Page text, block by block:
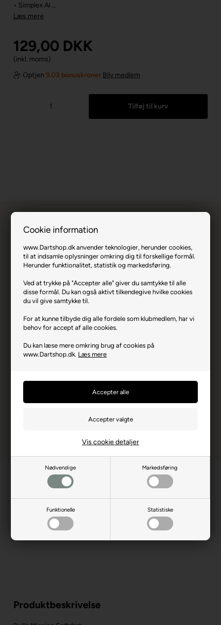
Cookie information
www.Dartshop.dk anvender teknologier, herunder cookies,
til at indsamle oplysninger omkring dig til forskellige formål.
Herunder funktionalitet, statistik og markedsføring.
Ved at trykke på "Accepter alle" giver du samtykke til alle
disse formål. Du kan også aktivt tilkendegive hvilke cookies
du vil give samtykke til.
For at kunne tilbyde dig alle fordele som klubmedlem, har vi
behov for accept af alle cookies.
Du kan læse mere omkring brug af cookies på
www.Dartshop.dk. Læs mere
Nødvendige Markedsføring
Funktionelle Statistiske
Vis cookie detaljer
• Simplex Al ...
Læs mere
129,00 DKK
(inkl. moms)
Optjen 9.03 bonuskroner Bliv medlem
Varenr.: EM-16524
Producentadresse
Producent hjemmeside
bulls-darts.com
Produktbeskrivelse